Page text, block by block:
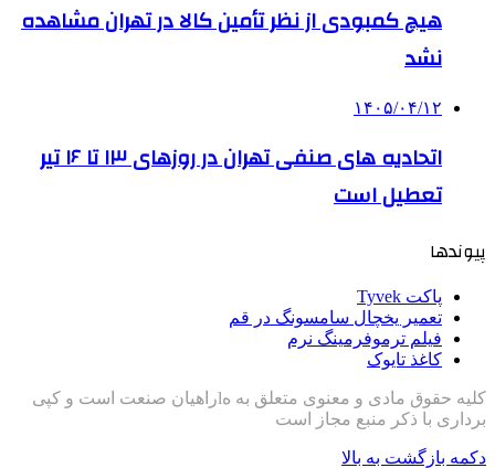
هیچ کمبودی از نظر تأمین کالا در تهران مشاهده
نشد
۱۴۰۵/۰۴/۱۲
اتحادیه های صنفی تهران در روزهای ۱۳ تا ۱۶ تیر
تعطیل است
پیوندها
پاکت Tyvek
تعمیر یخچال سامسونگ در قم
فیلم ترموفرمینگ نرم
کاغذ تایوک
کلیه حقوق مادی و معنوی متعلق به هlراهیان صنعت است و کپی
برداری با ذکر منبع مجاز است
دکمه بازگشت به بالا